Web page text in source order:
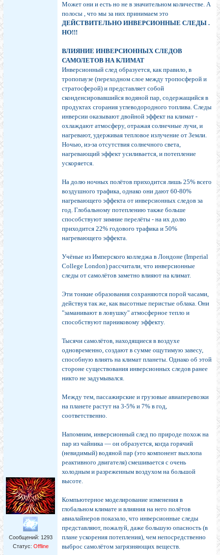
Сообщений: 1293
Статус: Offline
Может они и есть но не в значительном количестве. А
полосы , что мы за них принимаем это
ДЕЙСТВИТЕЛЬНО ИНВЕРСИОННЫЕ СЛЕДЫ .
НО!!!
ВЛИЯНИЕ ИНВЕРСИОННЫХ СЛЕДОВ
САМОЛЕТОВ НА КЛИМАТ
Инверсионный след образуется, как правило, в
тропопаузе (переходном слое между тропосферой и
стратосферой) и представляет собой
сконденсировавшийся водяной пар, содержащийся в
продуктах сгорания углеводородного топлива. Следы
инверсии оказывают двойной эффект на климат -
охлаждают атмосферу, отражая солнечные лучи, и
нагревают, удерживая тепловое излучение от Земли.
Ночью, из-за отсутствия солнечного света,
нагревающий эффект усиливается, и потепление
ускоряется.
На долю ночных полётов приходится лишь 25% всего
воздушного трафика, однако они дают 60-80%
нагревающего эффекта от инверсионных следов за
год. Глобальному потеплению также больше
способствуют зимние перелёты - на их долю
приходится 22% годового трафика и 50%
нагревающего эффекта.
Учёные из Имперского колледжа в Лондоне (Imperial
College London) рассчитали, что инверсионные
следы от самолётов заметно влияют на климат.
Эти тонкие образования сохраняются порой часами,
действуя так же, как высотные перистые облака. Они
"заманивают в ловушку" атмосферное тепло и
способствуют парниковому эффекту.
Тысячи самолётов, находящиеся в воздухе
одновременно, создают в сумме ощутимую завесу,
способную влиять на климат планеты. Однако об этой
стороне существования инверсионных следов ранее
никто не задумывался.
Между тем, пассажирские и грузовые авиаперевозки
на планете растут на 3-5% и 7% в год,
соответственно.
Напомним, инверсионный след по природе похож на
пар из чайника — он образуется, когда горячий
(невидимый) водяной пар (это компонент выхлопа
реактивного двигателя) смешивается с очень
холодным и разреженным воздухом на большой
высоте.
Компьютерное моделирование изменения в
глобальном климате и влияния на него полётов
авиалайнеров показало, что инверсионные следы
представляют, пожалуй, даже большую опасность (в
плане ускорения потепления), чем непосредственно
выброс самолётом загрязняющих веществ.